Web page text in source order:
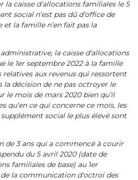
la caisse d'allocations familiales le 5
social n’est pas dû d’office de
la famille n’en fait pas la
la caisse d'allocations
le 1er septembre 2022 à la famille
relatives aux revenus qui ressortent
la décision de ne pas octroyer le
le mois de mars 2020 bien qu’il
qu’en ce qui concerne ce mois, les
social le plus élevé sont
de 3 ans qui a commencé à courir
du 5 avril 2020 (date de
familiales de base) au 1er
la communication d'octroi des